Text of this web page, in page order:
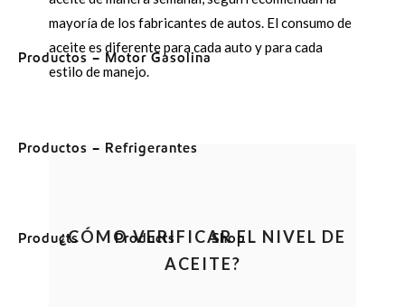
Productos – Motor Gasolina
Productos – Refrigerantes
Products Products Shop
mayoría de los fabricantes de autos. El consumo de
aceite es diferente para cada auto y para cada
estilo de manejo.
¿CÓMO VERIFICAR EL NIVEL DE
ACEITE?